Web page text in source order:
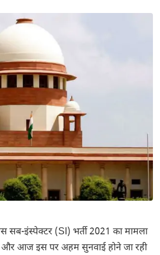
सब-इंस्पेक्टर (SI) भर्ती 2021 का मामला
और आज इस पर अहम सुनवाई होने जा रही